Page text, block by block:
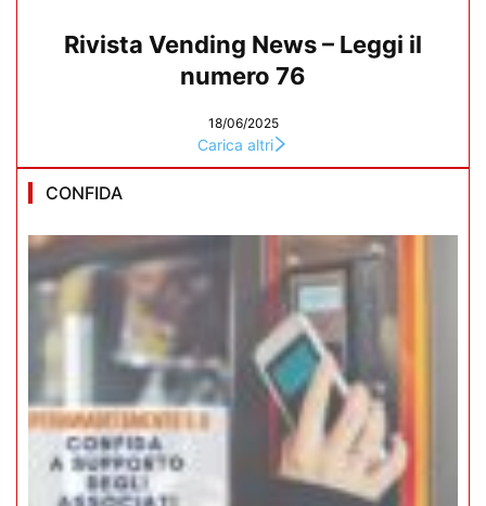
Rivista Vending News – Leggi il
numero 76
18/06/2025
Carica altri
CONFIDA